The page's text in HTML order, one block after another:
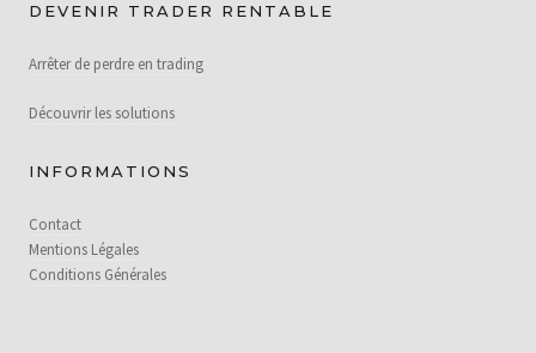
DEVENIR TRADER RENTABLE
Arrêter de perdre en trading
Découvrir les solutions
INFORMATIONS
Contact
Mentions Légales
Conditions Générales